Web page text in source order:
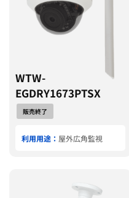
WTW-
EGDRY1673PTSX
販売終了
利用用途： 屋外広角監視